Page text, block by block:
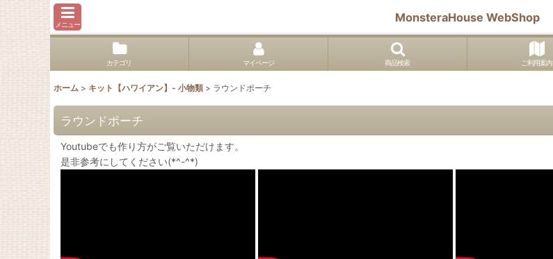
メニュー
MonsteraHouse WebShop
カテゴリ マイページ 商品検索 ご利用案内
ホーム > キット【ハワイアン】- 小物類 > ラウンドポーチ
ラウンドポーチ
Youtubeでも作り方がご覧いただけます。
是非参考にしてください(*^-^*)